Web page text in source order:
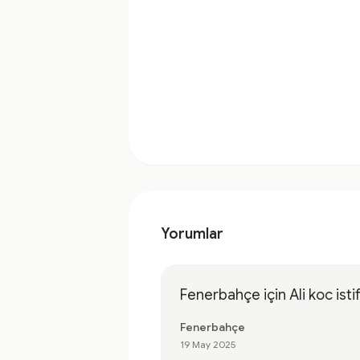
Yorumlar
Fenerbahçe için Ali koc
Fenerbahçe
19 May 2025